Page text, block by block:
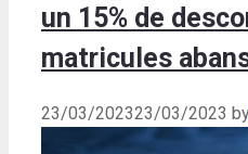
un 15% de
matricules
23/03/202323/03/2023